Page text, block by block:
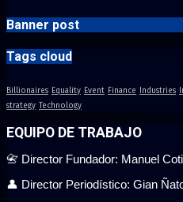
Banner post
Tags cloud
Billionaires Equality Event Finance Industries
strategy Technology
EQUIPO DE TRABAJO
📇 Director Fundador: Manuel
👤 Director Periodístico: Gian